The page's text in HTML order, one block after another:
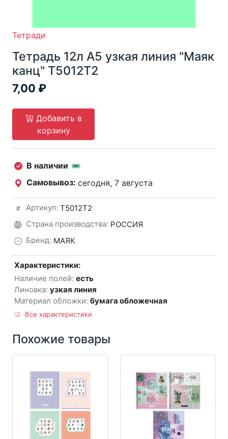
Тетради
Тетрадь 12л А5 узкая линия "Маяк
канц" Т5012Т2
7,00
Добавить в
корзину
В наличии
Самовывоз: сегодня, 7 августа
Артикул: Т5012Т2
Страна производства: РОССИЯ
Бренд: МАЯК
Характеристики:
Наличие полей: есть
Линовка: узкая линия
Материал обложки: бумага обложечная
Все характеристики
Похожие товары